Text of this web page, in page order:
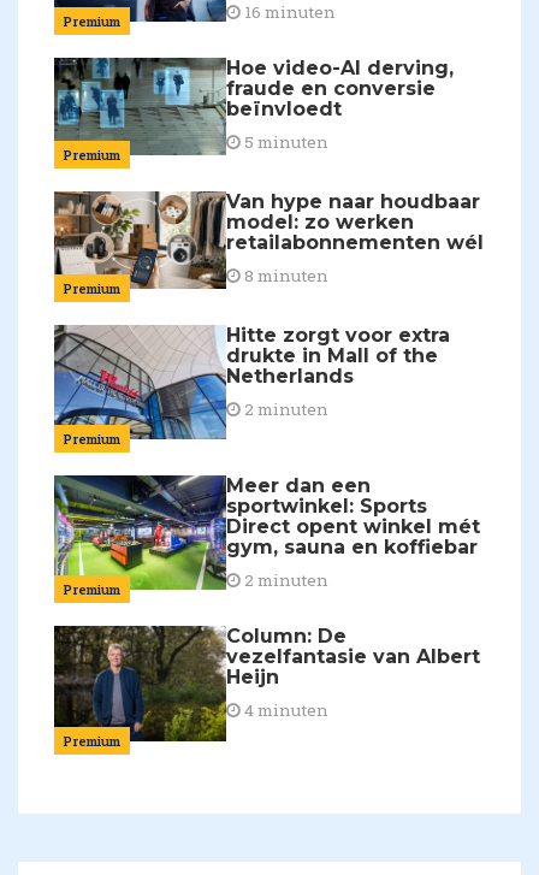
Premium 16 minuten
Premium
Hoe video-AI derving,
fraude en conversie
beïnvloedt
5 minuten
Premium
Van hype naar houdbaar
model: zo werken
retailabonnementen wél
8 minuten
Premium
Hitte zorgt voor extra
drukte in Mall of the
Netherlands
2 minuten
Premium
Meer dan een
sportwinkel: Sports
Direct opent winkel mét
gym, sauna en koffiebar
2 minuten
Premium
Column: De
vezelfantasie van Albert
Heijn
4 minuten